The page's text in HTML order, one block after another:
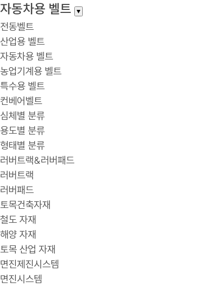
자동차용 벨트 ▼
전동벨트
산업용 벨트
자동차용 벨트
농업기계용 벨트
특수용 벨트
컨베어벨트
심체별 분류
용도별 분류
형태별 분류
러버트랙&러버패드
러버트랙
러버패드
토목건축자재
철도 자재
해양 자재
토목 산업 자재
면진제진시스템
면진시스템